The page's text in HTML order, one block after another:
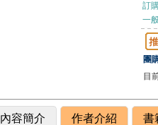
訂
一
團
目
內容簡介 作者介紹 書